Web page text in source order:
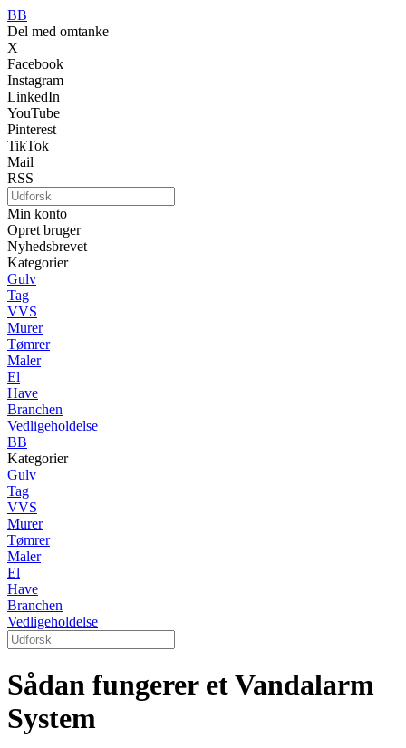
BB
Del med omtanke
X
Facebook
Instagram
LinkedIn
YouTube
Pinterest
TikTok
Mail
RSS
Min konto
Opret bruger
Nyhedsbrevet
Kategorier
Gulv
Tag
VVS
Murer
Tømrer
Maler
El
Have
Branchen
Vedligeholdelse
BB
Kategorier
Gulv
Tag
VVS
Murer
Tømrer
Maler
El
Have
Branchen
Vedligeholdelse
Sådan fungerer et Vandalarm
System